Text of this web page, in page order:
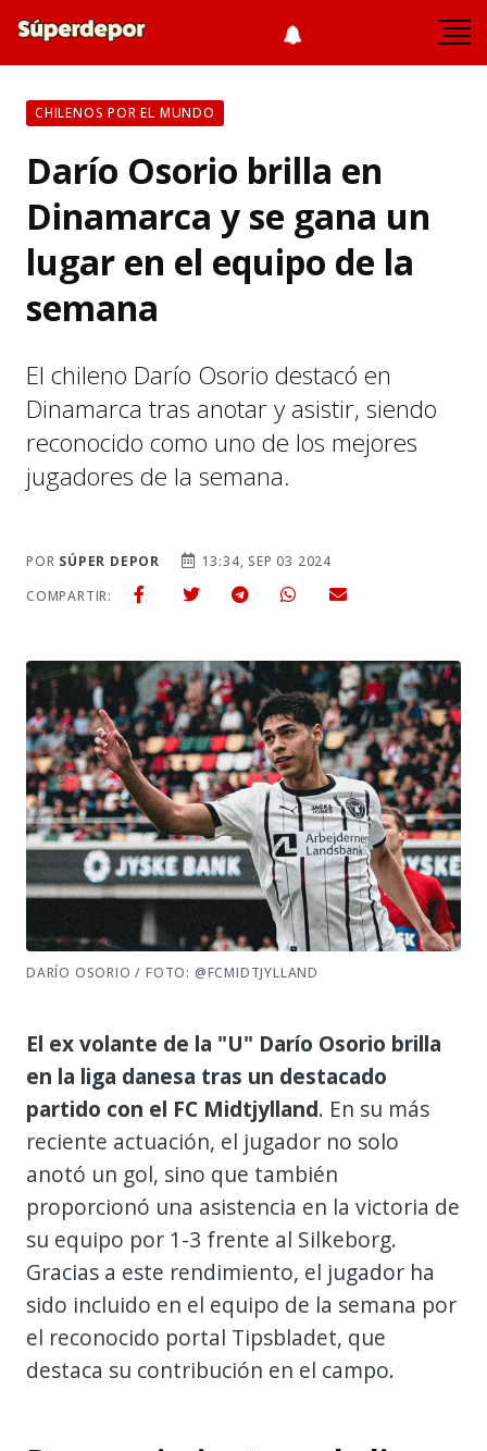
CHILENOS POR EL MUNDO
Darío Osorio brilla en
Dinamarca y se gana un
lugar en el equipo de la
semana
El chileno Darío Osorio destacó en
Dinamarca tras anotar y asistir, siendo
reconocido como uno de los mejores
jugadores de la semana.
POR SÚPER DEPOR
13:34, SEP 03 2024
COMPARTIR:
DARÍO OSORIO / FOTO: @FCMIDTJYLLAND
El ex volante de la "U" Darío Osorio brilla
en la liga danesa tras un destacado
partido con el FC Midtjylland. En su más
reciente actuación, el jugador no solo
anotó un gol, sino que también
proporcionó una asistencia en la victoria de
su equipo por 1-3 frente al Silkeborg.
Gracias a este rendimiento, el jugador ha
sido incluido en el equipo de la semana por
el reconocido portal Tipsbladet, que
destaca su contribución en el campo.